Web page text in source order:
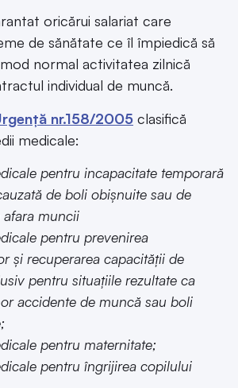
oricărui salariat care
de sănătate ce îl împiedică să
normal activitatea zilnică
individual de muncă.
nr.158/2005 clasifică
medicale:
pentru incapacitate temporară
de boli obișnuite sau de
muncii
pentru prevenirea
și recuperarea capacității de
pentru situațiile rezultate ca
accidente de muncă sau boli
pentru maternitate;
pentru îngrijirea copilului